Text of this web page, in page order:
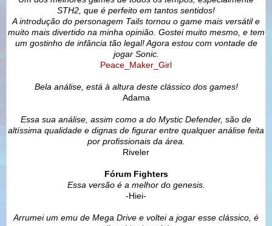
STH2, que é perfeito em tantos sentidos!
A introdução do personagem Tails tornou o game mais versátil e
muito mais divertido na minha opinião. Gostei muito mesmo, e tem
um gostinho de infância tão legal! Agora estou com vontade de
jogar Sonic.
Peace_Maker_Girl
Bela análise, está à altura deste clássico dos games!
Adama
Essa sua análise, assim como a do Mystic Defender, são de
altíssima qualidade e dignas de figurar entre qualquer análise feita
por profissionais da área.
Riveler
Fórum Fighters
Essa versão é a melhor do genesis.
-Hiei-
Arrumei um emu de Mega Drive e voltei a jogar esse clássico, é